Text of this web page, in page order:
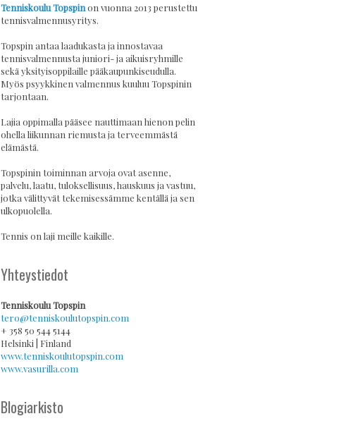
Tenniskoulu Topspinon vuonna 2013 perustettu
tennisvalmennusyritys.
Topspin antaa laadukasta ja innostavaa
tennisvalmennusta juniori- ja aikuisryhmille
sekä yksityisoppilaille pääkaupunkiseudulla.
Myös psyykkinen valmennus kuuluu Topspinin
tarjontaan.
Lajia oppimalla pääsee nauttimaan hienon pelin
ohella liikunnan riemusta ja terveemmästä
elämästä.
Topspinin toiminnan arvoja ovat asenne,
palvelu, laatu, tuloksellisuus, hauskuus ja vastuu,
jotka välittyvät tekemisessämme kentällä ja sen
ulkopuolella.
Tennis on laji meille kaikille.
Yhteystiedot
Tenniskoulu Topspin
tero@tenniskoulutopspin.com
+ 358 50 544 5144
Helsinki | Finland
www.tenniskoulutopspin.com
www.vasurilla.com
Blogiarkisto